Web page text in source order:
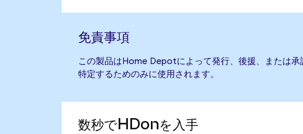
免責事項
この製品はHome Depotによって発行、後援、または
特定するためのみに使用されます。
数秒でHDonを入手